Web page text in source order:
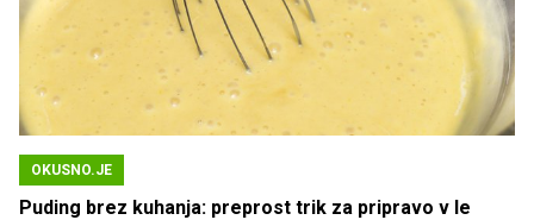
OKUSNO.JE
Puding brez kuhanja: preprost trik za pripravo v le